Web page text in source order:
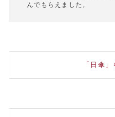
んでもらえました。
「日傘